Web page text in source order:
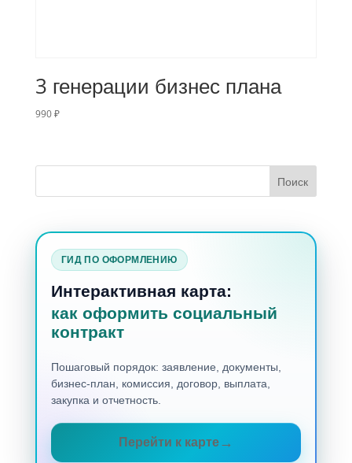
3 генерации бизнес плана
990₽
ГИД ПО ОФОРМЛЕНИЮ
Интерактивная карта:
как оформить социальный
контракт
Пошаговый порядок: заявление, документы,
бизнес-план, комиссия, договор, выплата,
закупка и отчетность.
Перейти к карте